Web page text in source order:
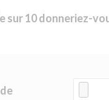
sur 10 donneriez-